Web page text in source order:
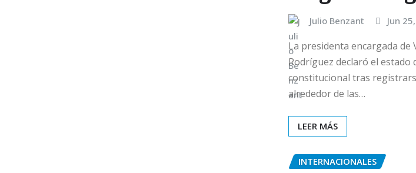
Julio Benzant Jun
La presidenta encargada de
Rodríguez declaró el estado
constitucional tras
alrededor de las…
LEER MÁS
INTERNACIONALES